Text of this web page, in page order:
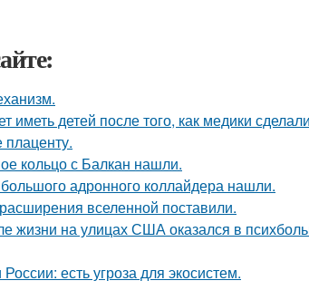
детей после того, как медики
кольцо с Балкан нашли.
адронного коллайдера нашли.
вселенной поставили.
жизни на улицах США оказался в
есть угроза для экосистем.